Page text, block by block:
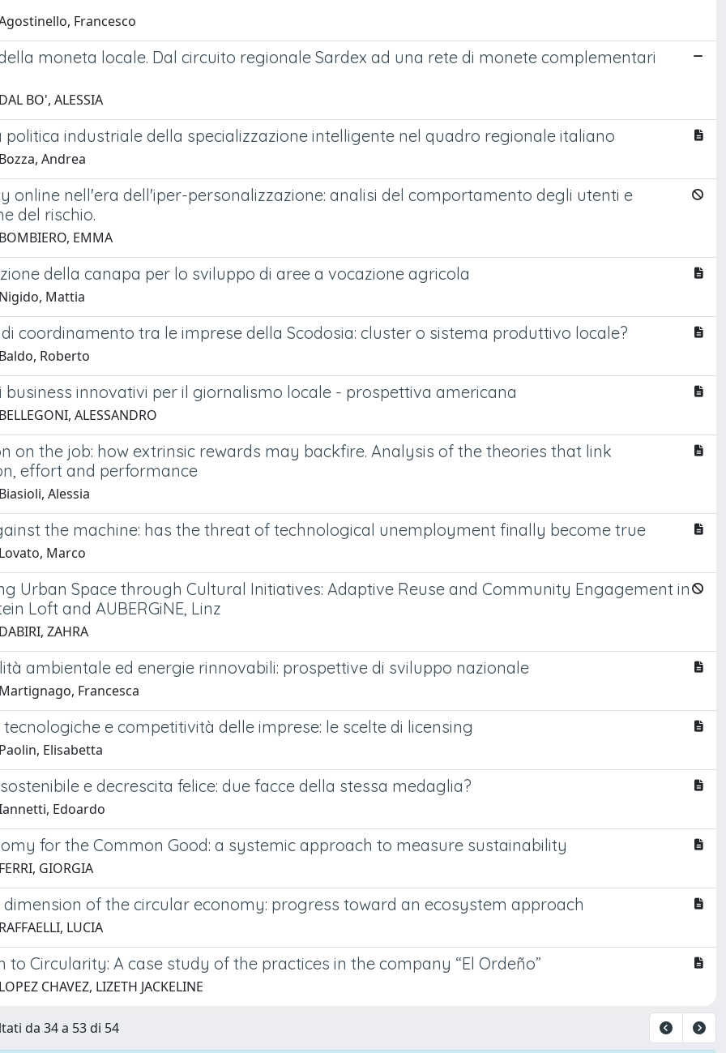
Francesco
moneta locale. Dal circuito regionale Sardex ad una rete di monete complementari
BO', ALESSIA
politica industriale della specializzazione intelligente nel quadro regionale italiano
Andrea
online nell'era dell'iper-personalizzazione: analisi del comportamento degli utenti e
del rischio.
EMMA
della canapa per lo sviluppo di aree a vocazione agricola
Mattia
coordinamento tra le imprese della Scodosia: cluster o sistema produttivo locale?
Roberto
business innovativi per il giornalismo locale - prospettiva americana
ALESSANDRO
on the job: how extrinsic rewards may backfire. Analysis of the theories that link
effort and performance
Alessia
the machine: has the threat of technological unemployment finally become true
Marco
Urban Space through Cultural Initiatives: Adaptive Reuse and Community Engagement in
Loft and AUBERGiNE, Linz
ZAHRA
ambientale ed energie rinnovabili: prospettive di sviluppo nazionale
Francesca
e competitività delle imprese: le scelte di licensing
Elisabetta
e decrescita felice: due facce della stessa medaglia?
Edoardo
for the Common Good: a systemic approach to measure sustainability
GIORGIA
dimension of the circular economy: progress toward an ecosystem approach
LUCIA
to Circularity: A case study of the practices in the company “El Ordeño”
CHAVEZ, LIZETH JACKELINE
da 34 a 53 di 54